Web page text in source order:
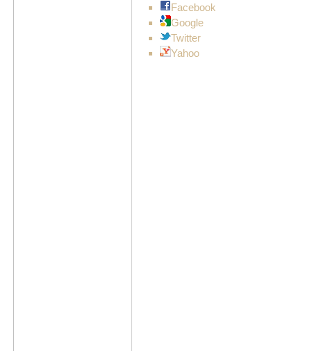
Facebook
Google
Twitter
Yahoo